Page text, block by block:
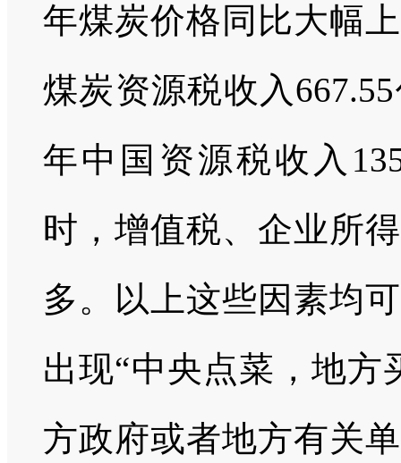
年煤炭价格同比大幅
煤炭资源税收入
年中国资源税收入
时，增值税、企业所
多。以上这些因素均
出现“中央点菜，地方
方政府或者地方有关